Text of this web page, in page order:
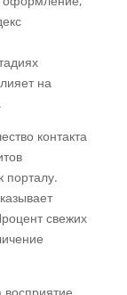
на
контакта
порталу.
свежих